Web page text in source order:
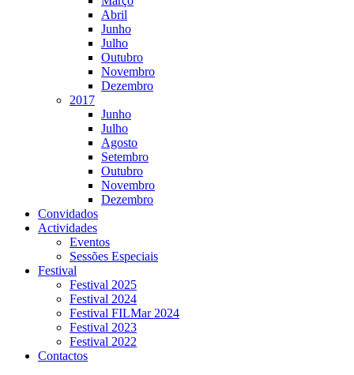
Abril
Junho
Julho
Outubro
Novembro
Dezembro
2017
Junho
Julho
Agosto
Setembro
Outubro
Novembro
Dezembro
Convidados
Actividades
Eventos
Sessões Especiais
Festival
Festival 2025
Festival 2024
Festival FILMar 2024
Festival 2023
Festival 2022
Contactos